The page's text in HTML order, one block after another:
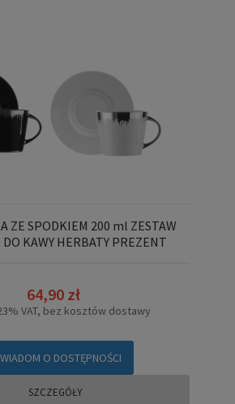
ZE SPODKIEM 200 ml ZESTAW
KAWY HERBATY PREZENT
64,90 zł
VAT, bez kosztów dostawy
O DOSTĘPNOŚCI
SZCZEGÓŁY